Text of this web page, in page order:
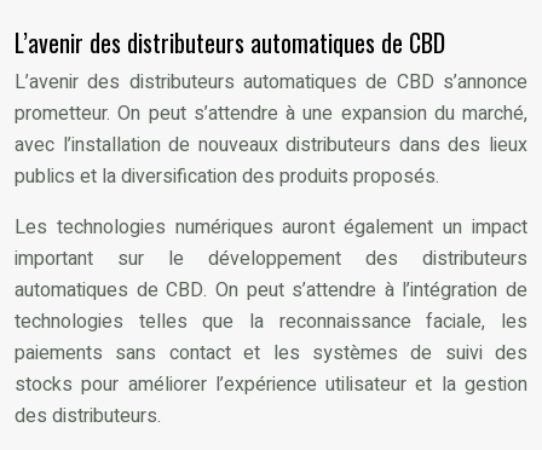
L’avenir des distributeurs automatiques de CBD
L’avenir des distributeurs automatiques de CBD s’annonce
prometteur. On peut s’attendre à une expansion du marché,
avec l’installation de nouveaux distributeurs dans des lieux
publics et la diversification des produits proposés.
Les technologies numériques auront également un impact
important sur le développement des distributeurs
automatiques de CBD. On peut s’attendre à l’intégration de
technologies telles que la reconnaissance faciale, les
paiements sans contact et les systèmes de suivi des
stocks pour améliorer l’expérience utilisateur et la gestion
des distributeurs.